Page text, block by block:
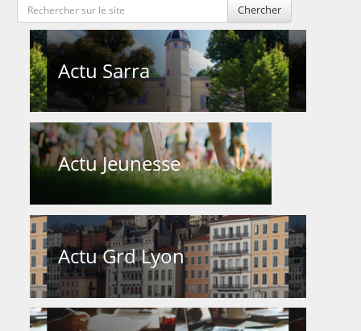
Chercher
Actu Sarra
Actu Jeunesse
Actu Grd Lyon